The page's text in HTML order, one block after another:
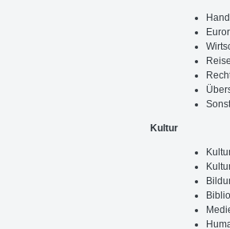
Kultur